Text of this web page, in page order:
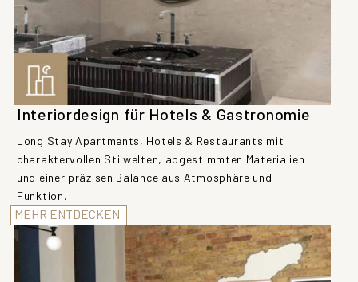
Interiordesign für Hotels & Gastronomie
Long Stay Apartments, Hotels & Restaurants mit
charaktervollen Stilwelten, abgestimmten Materialien
und einer präzisen Balance aus Atmosphäre und
Funktion.
MEHR ENTDECKEN